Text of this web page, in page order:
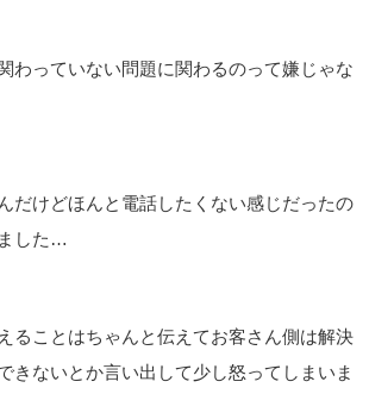
わっていない問題に関わるのって嫌じゃな
だけどほんと電話したくない感じだったの
した…
ることはちゃんと伝えてお客さん側は解決
きないとか言い出して少し怒ってしまいま